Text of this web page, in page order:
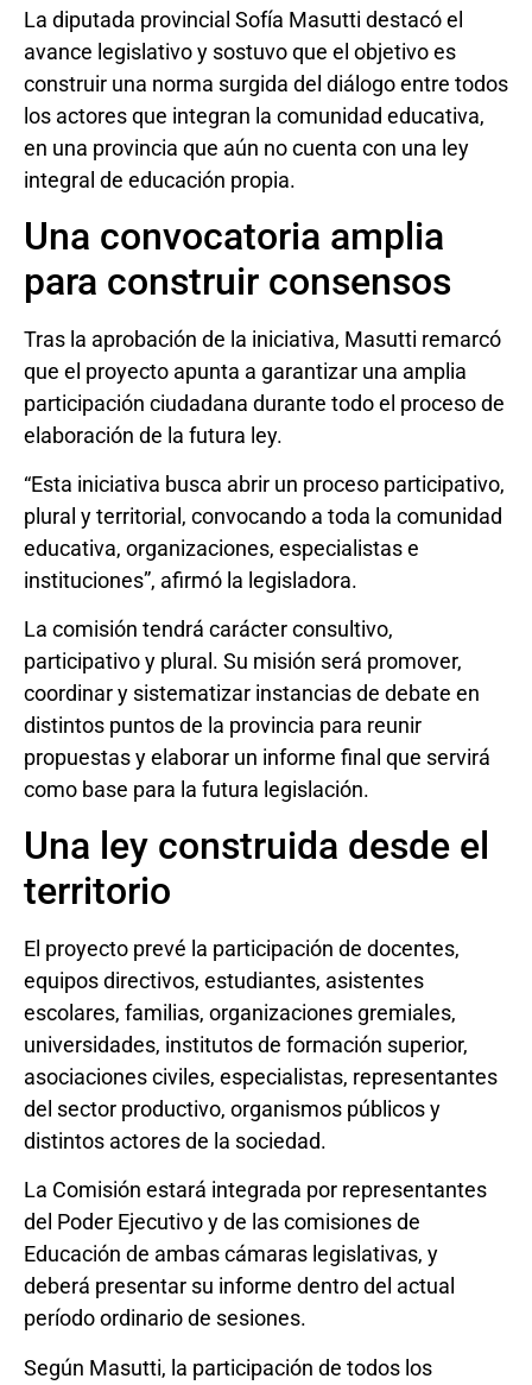
La diputada provincial Sofía Masutti destacó el
avance legislativo y sostuvo que el objetivo es
construir una norma surgida del diálogo entre todos
los actores que integran la comunidad educativa,
en una provincia que aún no cuenta con una ley
integral de educación propia.
Una convocatoria amplia
para construir consensos
Tras la aprobación de la iniciativa, Masutti remarcó
que el proyecto apunta a garantizar una amplia
participación ciudadana durante todo el proceso de
elaboración de la futura ley.
“Esta iniciativa busca abrir un proceso participativo,
plural y territorial, convocando a toda la comunidad
educativa, organizaciones, especialistas e
instituciones”, afirmó la legisladora.
La comisión tendrá carácter consultivo,
participativo y plural. Su misión será promover,
coordinar y sistematizar instancias de debate en
distintos puntos de la provincia para reunir
propuestas y elaborar un informe final que servirá
como base para la futura legislación.
Una ley construida desde el
territorio
El proyecto prevé la participación de docentes,
equipos directivos, estudiantes, asistentes
escolares, familias, organizaciones gremiales,
universidades, institutos de formación superior,
asociaciones civiles, especialistas, representantes
del sector productivo, organismos públicos y
distintos actores de la sociedad.
La Comisión estará integrada por representantes
del Poder Ejecutivo y de las comisiones de
Educación de ambas cámaras legislativas, y
deberá presentar su informe dentro del actual
período ordinario de sesiones.
Según Masutti, la participación de todos los